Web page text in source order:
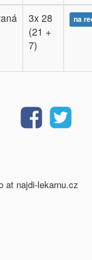
3x 28
(21 +
7)
na
at najdi-lekarnu.cz